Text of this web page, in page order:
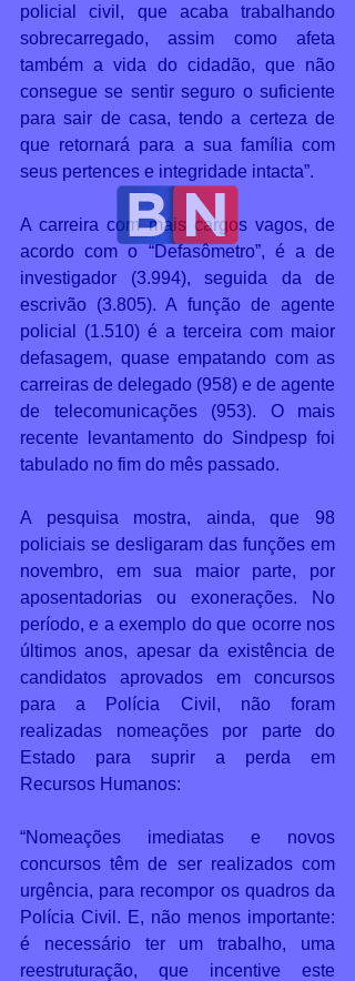
policial civil, que acaba trabalhando
sobrecarregado, assim como afeta
também a vida do cidadão, que não
consegue se sentir seguro o suficiente
para sair de casa, tendo a certeza de
que retornará para a sua família com
seus pertences e integridade intacta”.
A carreira com mais cargos vagos, de
acordo com o “Defasômetro”, é a de
investigador (3.994), seguida da de
escrivão (3.805). A função de agente
policial (1.510) é a terceira com maior
defasagem, quase empatando com as
carreiras de delegado (958) e de agente
de telecomunicações (953). O mais
recente levantamento do Sindpesp foi
tabulado no fim do mês passado.
A pesquisa mostra, ainda, que 98
policiais se desligaram das funções em
novembro, em sua maior parte, por
aposentadorias ou exonerações. No
período, e a exemplo do que ocorre nos
últimos anos, apesar da existência de
candidatos aprovados em concursos
para a Polícia Civil, não foram
realizadas nomeações por parte do
Estado para suprir a perda em
Recursos Humanos:
“Nomeações imediatas e novos
concursos têm de ser realizados com
urgência, para recompor os quadros da
Polícia Civil. E, não menos importante:
é necessário ter um trabalho, uma
reestruturação, que incentive este